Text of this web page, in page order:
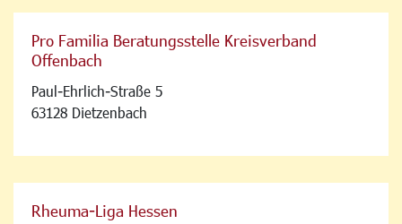
Pro Familia Beratungsstelle Kreisverband
Offenbach
Paul-Ehrlich-Straße 5
63128 Dietzenbach
Rheuma-Liga Hessen